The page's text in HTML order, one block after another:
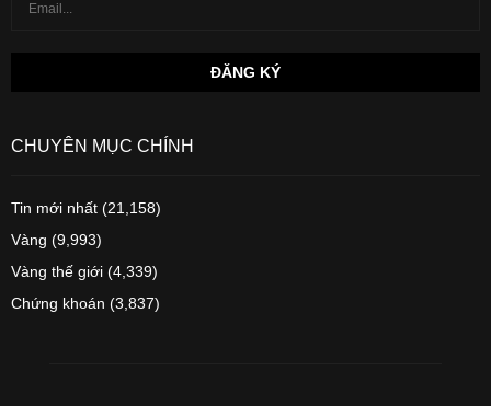
CHUYÊN MỤC CHÍNH
Tin mới nhất (21,158)
Vàng (9,993)
Vàng thế giới (4,339)
Chứng khoán (3,837)